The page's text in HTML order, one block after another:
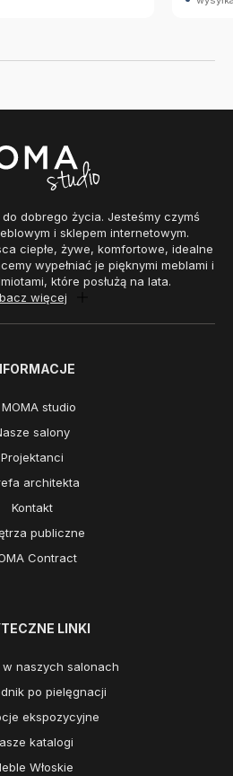
dobrego życia. Jesteśmy czymś
i sklepem internetowym.
ciepłe, żywe, komfortowe, idealne
wypełniać je pięknymi meblami i
które posłużą na lata.
więcej
studio
salony
Projektanci
architekta
Kontakt
publiczne
Contract
LINKI
w naszych salonach
po pielęgnacji
ekspozycyjne
katalogi
Włoskie